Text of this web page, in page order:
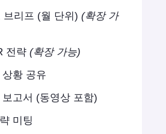
브리프 (월 단위) (확장 가
전략 (확장 가능)
황 공유
고서 (동영상 포함)
미팅